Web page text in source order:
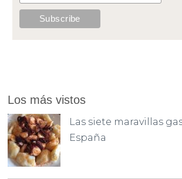
Los más vistos
Las siete maravillas
España